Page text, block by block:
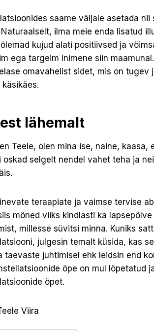
saame väljale asetada
ilma meie enda lisatud
kujud alati positiivsed ja
ega targeim inimene siin
omavahelist sidet, mis on tugev
käsikäes.
lähemalt
Teele, olen mina ise, naine,
oskad selgelt nendel vahet teha ja
teraapiate ja vaimse tervise
möned viiks kindlasti ka
millesse süvitsi minna. Kuniks
julgesin temalt küsida, kas
taevaste juhtimisel ehk leidsin end
öpe on mul löpetatud
öpet.
Viira